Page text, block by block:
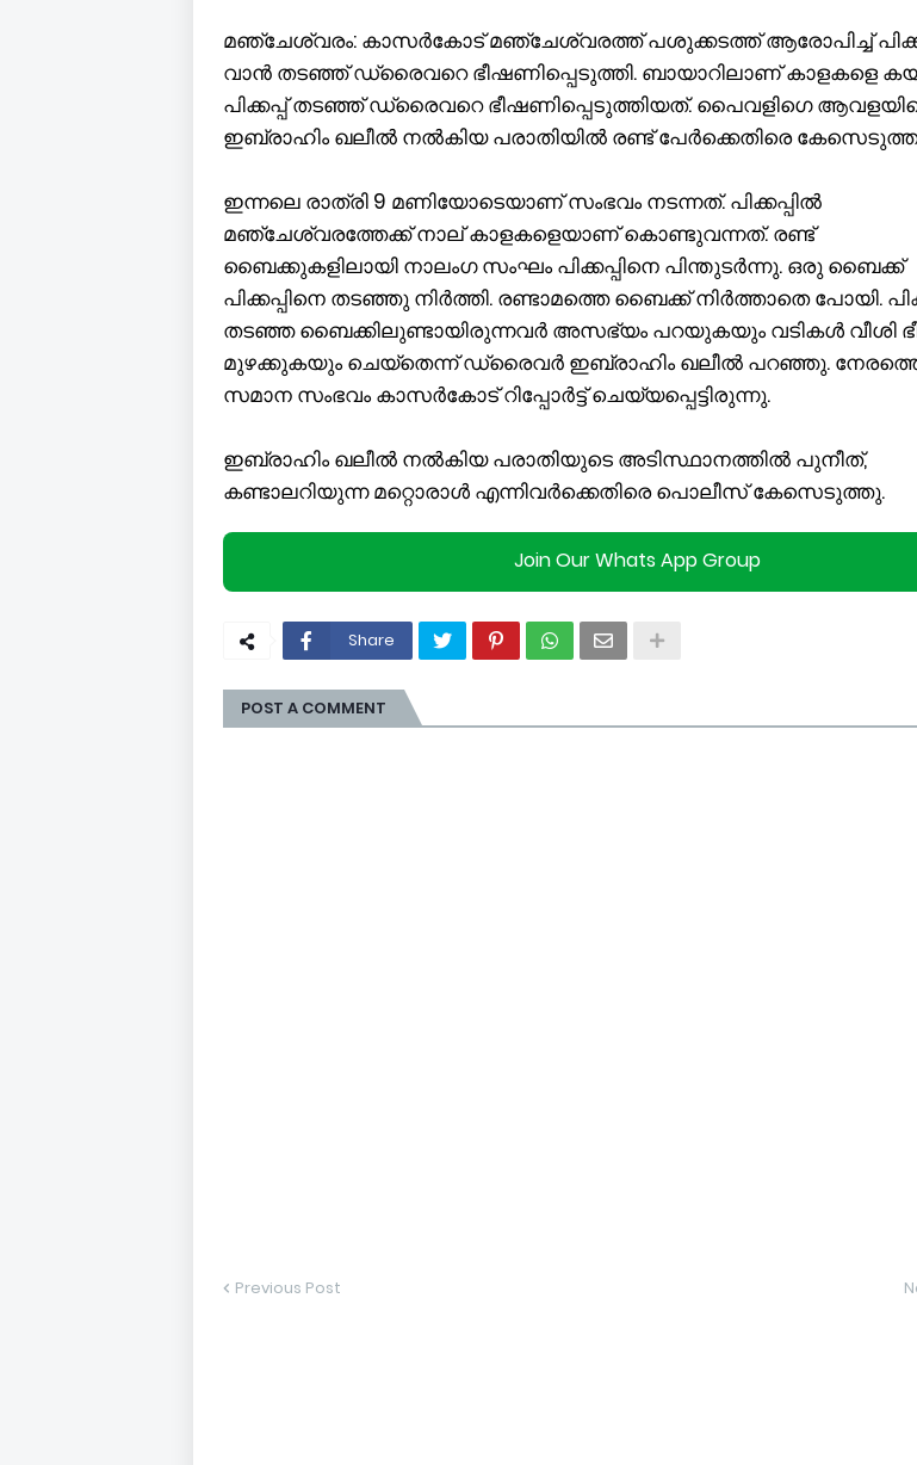
മഞ്ചേശ്വരം: കാസർകോട് മഞ്ചേശ്വരത്ത് പശുക്കടത്ത് ആരോപിച്ച്
വാൻ തടഞ്ഞ് ഡ്രൈവറെ ഭീഷണിപ്പെടുത്തി. ബായാറിലാണ് കാളകളെ
പിക്കപ്പ് തടഞ്ഞ് ഡ്രൈവറെ ഭീഷണിപ്പെടുത്തിയത്. പൈവളിഗെ
ഇബ്രാഹിം ഖലീൽ നൽകിയ പരാതിയിൽ രണ്ട് പേർക്കെതിരെ
ഇന്നലെ രാത്രി 9 മണിയോടെയാണ് സംഭവം നടന്നത്. പിക്കപ്പിൽ
മഞ്ചേശ്വരത്തേക്ക് നാല് കാളകളെയാണ് കൊണ്ടുവന്നത്. രണ്ട്
ബൈക്കുകളിലായി നാലംഗ സംഘം പിക്കപ്പിനെ പിന്തുടർന്നു. ഒരു ബൈക്ക്
പിക്കപ്പിനെ തടഞ്ഞു നിർത്തി. രണ്ടാമത്തെ ബൈക്ക് നിർത്താതെ പോയി.
തടഞ്ഞ ബൈക്കിലുണ്ടായിരുന്നവർ അസഭ്യം പറയുകയും വടികൾ വീശി
മുഴക്കുകയും ചെയ്തെന്ന് ഡ്രൈവർ ഇബ്രാഹിം ഖലീൽ പറഞ്ഞു.
സമാന സംഭവം കാസർകോട് റിപ്പോർട്ട് ചെയ്യപ്പെട്ടിരുന്നു.
ഇബ്രാഹിം ഖലീൽ നൽകിയ പരാതിയുടെ അടിസ്ഥാനത്തിൽ പുനീത്,
കണ്ടാലറിയുന്ന മറ്റൊരാൾ എന്നിവർക്കെതിരെ പൊലീസ് കേസെടുത്തു.
Join Our Whats App Group
Share
POST A COMMENT
Previous Post